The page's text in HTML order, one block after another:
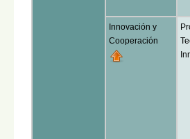
Innovación y
Cooperación